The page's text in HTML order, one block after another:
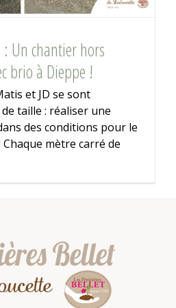
: Un chantier hors
brio à Dieppe !
et JD se sont
taille : réaliser une
des conditions pour le
mètre carré de